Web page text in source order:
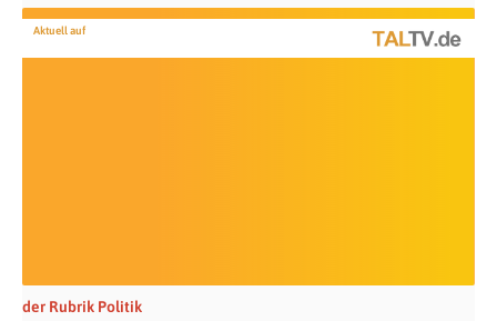
Aktuell auf
der Rubrik Politik